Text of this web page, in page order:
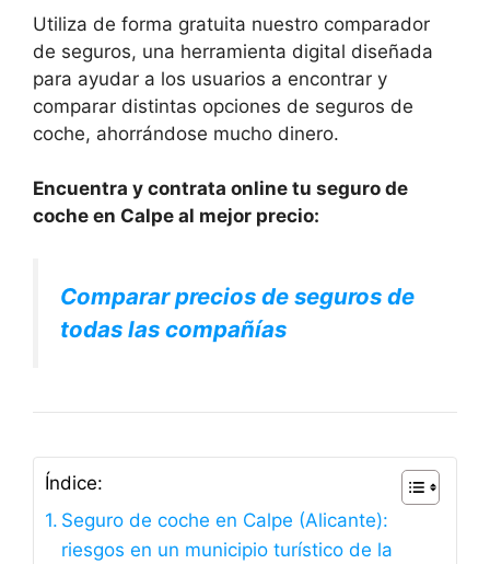
Utiliza de forma gratuita nuestro comparador
de seguros, una herramienta digital diseñada
para ayudar a los usuarios a encontrar y
comparar distintas opciones de seguros de
coche, ahorrándose mucho dinero.
Encuentra y contrata online tu seguro de
coche en Calpe al mejor precio:
Comparar precios de seguros de
todas las compañías
Índice:
Seguro de coche en Calpe (Alicante):
riesgos en un municipio turístico de la